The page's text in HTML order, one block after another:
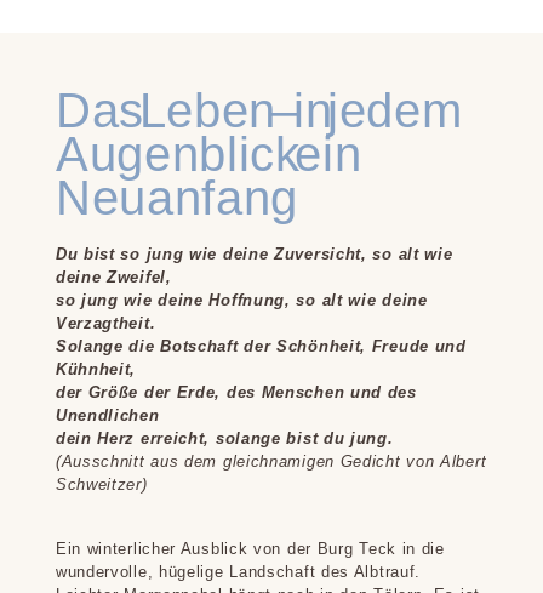
Das Leben – in jedem
Augenblick ein
Neuanfang
Du bist so jung wie deine Zuversicht, so alt wie
deine Zweifel,
so jung wie deine Hoffnung, so alt wie deine
Verzagtheit.
Solange die Botschaft der Schönheit, Freude und
Kühnheit,
der Größe der Erde, des Menschen und des
Unendlichen
dein Herz erreicht, solange bist du jung.
(Ausschnitt aus dem gleichnamigen Gedicht von Albert
Schweitzer)
Ein winterlicher Ausblick von der Burg Teck in die
wundervolle, hügelige Landschaft des Albtrauf.